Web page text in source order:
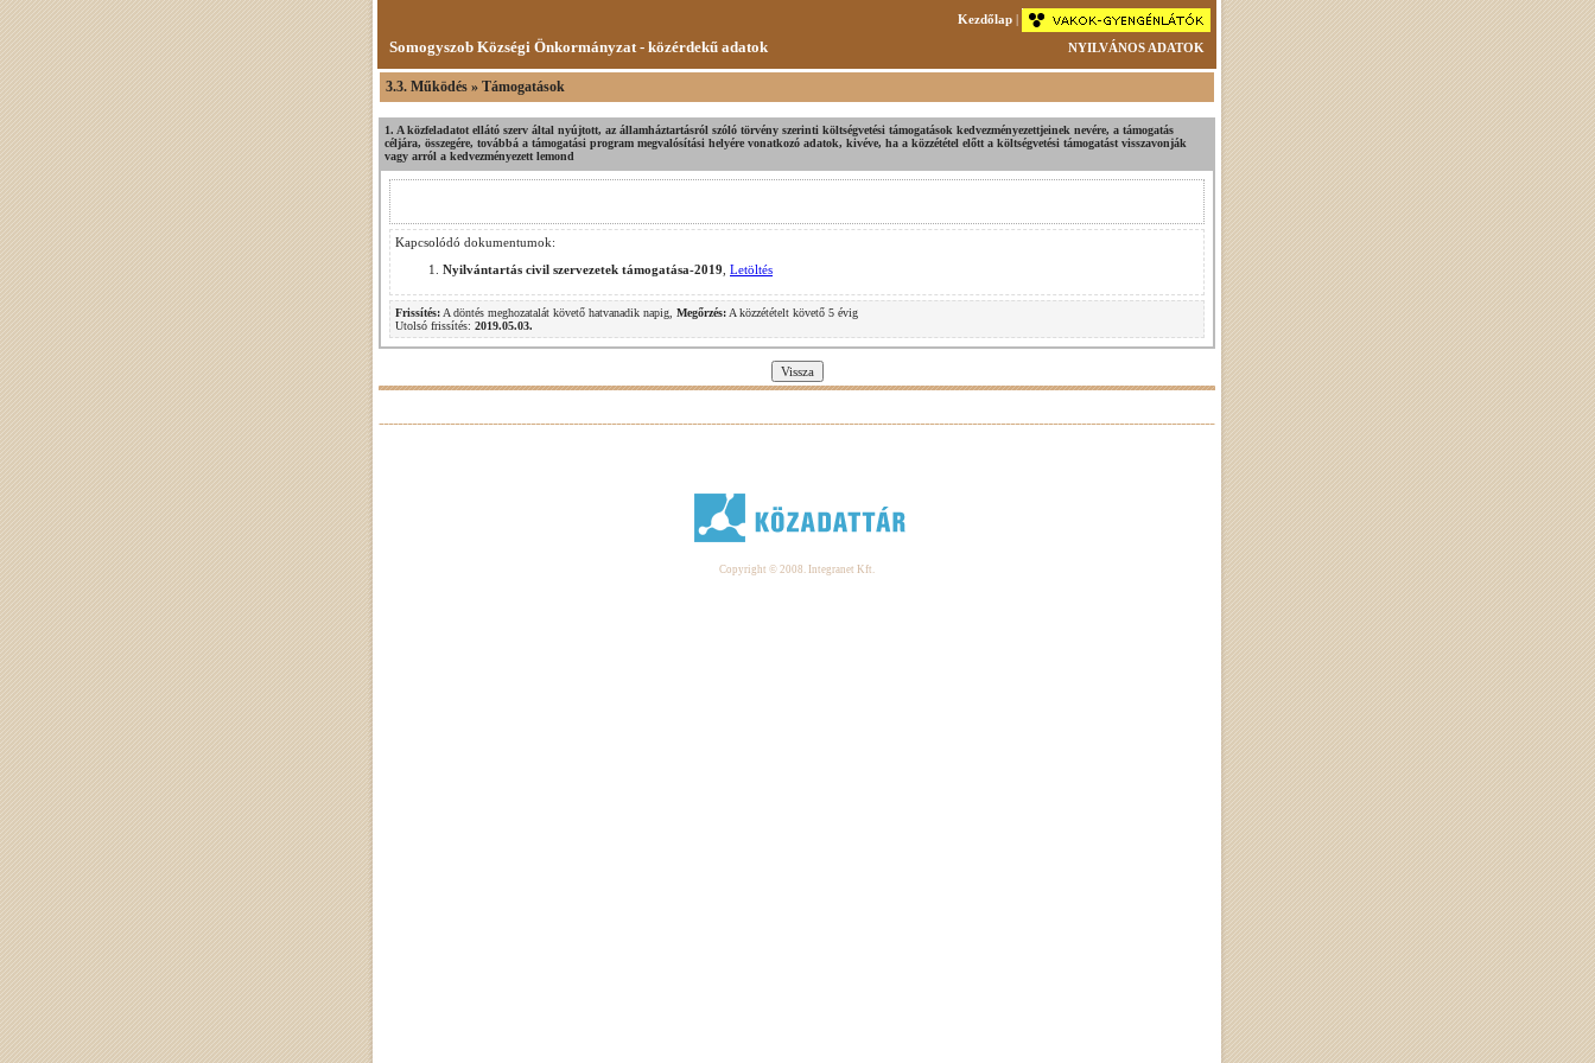
Kezdőlap |
Somogyszob Községi Önkormányzat - közérdekű adatok NYILVÁNOS ADATOK
3.3. Működés » Támogatások
1. A közfeladatot ellátó szerv által nyújtott, az államháztartásról szóló törvény szerinti költségvetési támogatások kedvezményezettjeinek nevére, a támogatás
céljára, összegére, továbbá a támogatási program megvalósítási helyére vonatkozó adatok, kivéve, ha a közzététel előtt a költségvetési támogatást visszavonják
vagy arról a kedvezményezett lemond
Kapcsolódó dokumentumok:
Nyilvántartás civil szervezetek támogatása-2019 Letöltés
Frissítés: A döntés meghozatalát követő hatvanadik napig, Megőrzés: A közzétételt követő 5 évig
Utolsó frissítés: 2019.05.03.
Copyright © 2008. Integranet Kft.